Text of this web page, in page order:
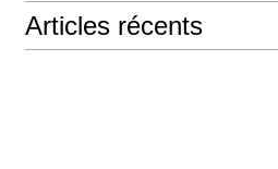
Articles récents